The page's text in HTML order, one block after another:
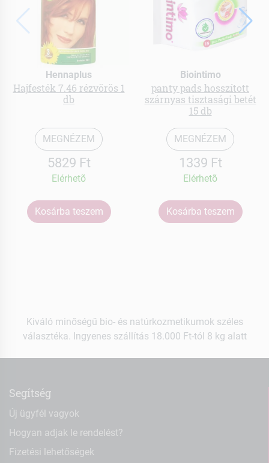
Hennaplus
Hajfesték 7.46 rézvörös 1
db
MEGNÉZEM
5829 Ft
Elérhetõ
Kosárba teszem
Biointimo
panty pads hosszított
szárnyas tisztasági betét
15 db
MEGNÉZEM
1339 Ft
Elérhetõ
Kosárba teszem
Kiváló minőségű bio- és natúrkozmetikumok széles
választéka. Ingyenes szállítás 18.000 Ft-tól 8 kg alatt
Segítség
Új ügyfél vagyok
Hogyan adjak le rendelést?
Fizetési lehetőségek